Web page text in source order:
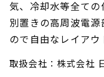
気、冷却水等全ての
別置きの高周波電
ので自由なレイアウ
取扱会社：株式会社